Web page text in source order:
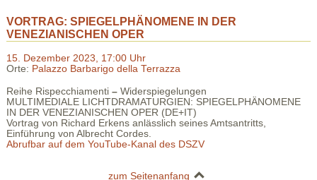
VORTRAG: SPIEGELPHÄNOMENE IN DER
VENEZIANISCHEN OPER
15. Dezember 2023, 17:00 Uhr
Orte: Palazzo Barbarigo della Terrazza
Reihe Rispecchiamenti –Widerspiegelungen
MULTIMEDIALE LICHTDRAMATURGIEN: SPIEGELPHÄNOMENE
IN DER VENEZIANISCHEN OPER (DE+IT)
Vortrag von Richard Erkens anlässlich seines Amtsantritts,
Einführung von Albrecht Cordes.
Abrufbar auf dem YouTube-Kanal des DSZV
zum Seitenanfang